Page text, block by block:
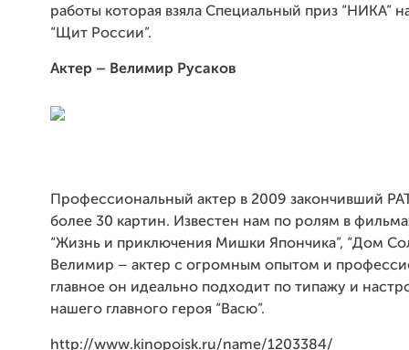
работы которая взяла Специальный приз “НИКА”
“Щит России”.
Актер – Велимир Русаков
Профессиональный актер в 2009 закончивший
более 30 картин. Известен нам по ролям в
“Жизнь и приключения Мишки Япончика”, “Дом
Велимир – актер с огромным опытом и
главное он идеально подходит по типажу и
нашего главного героя “Васю”.
http://www.kinopoisk.ru/name/1203384/